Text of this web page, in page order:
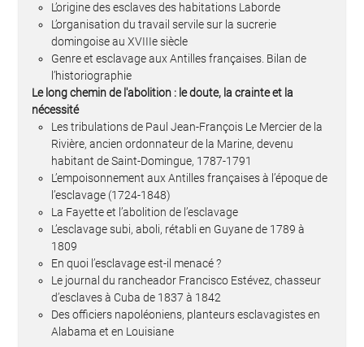
L’origine des esclaves des habitations Laborde
L’organisation du travail servile sur la sucrerie
domingoise au XVIIIe siècle
Genre et esclavage aux Antilles françaises. Bilan de
l’historiographie
Le long chemin de l'abolition : le doute, la crainte et la
nécessité
Les tribulations de Paul Jean-François Le Mercier de la
Rivière, ancien ordonnateur de la Marine, devenu
habitant de Saint-Domingue, 1787-1791
L’empoisonnement aux Antilles françaises à l’époque de
l’esclavage (1724-1848)
La Fayette et l’abolition de l’esclavage
L’esclavage subi, aboli, rétabli en Guyane de 1789 à
1809
En quoi l’esclavage est-il menacé ?
Le journal du rancheador Francisco Estévez, chasseur
d’esclaves à Cuba de 1837 à 1842
Des officiers napoléoniens, planteurs esclavagistes en
Alabama et en Louisiane